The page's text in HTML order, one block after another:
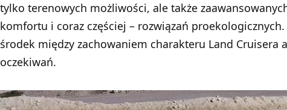
tylko terenowych możliwości, ale także
komfortu i coraz częściej – rozwiązań proekologicznych.
środek między zachowaniem charakteru Land Cruisera
oczekiwań.